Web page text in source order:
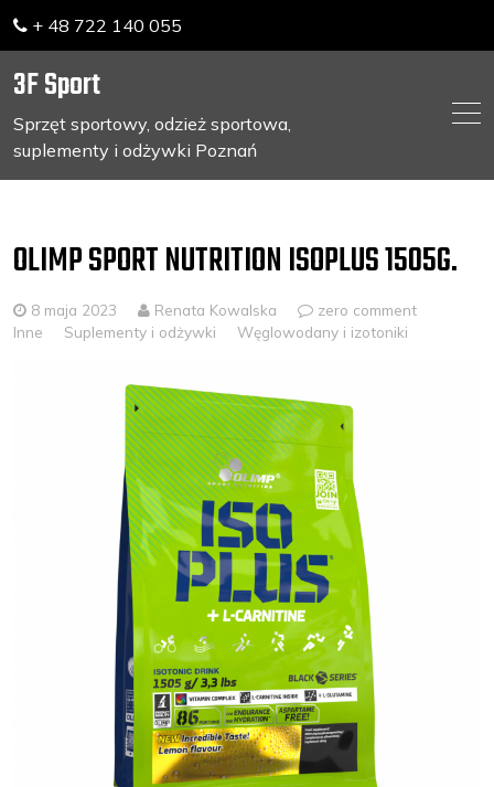
content
+ 48 722 140 055
3F Sport
Sprzęt sportowy, odzież sportowa,
suplementy i odżywki Poznań
OLIMP SPORT NUTRITION ISOPLUS 1505G.
8 maja 2023 Renata Kowalska
zero comment
Inne
Suplementy i odżywki Węglowodany i izotoniki